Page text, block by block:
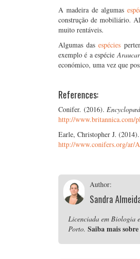
A madeira de algumas
construção de mobiliário.
muito rentáveis.
Algumas dasespécies
exemplo é a espécie
económico, uma vez que
References:
Conifer. (2016).
http://www.britannica.com/
Earle, Christopher J.
http://www.conifers.org/ar/
Author:
Sandra
Licenciada em Biologia
Porto. Saiba mais